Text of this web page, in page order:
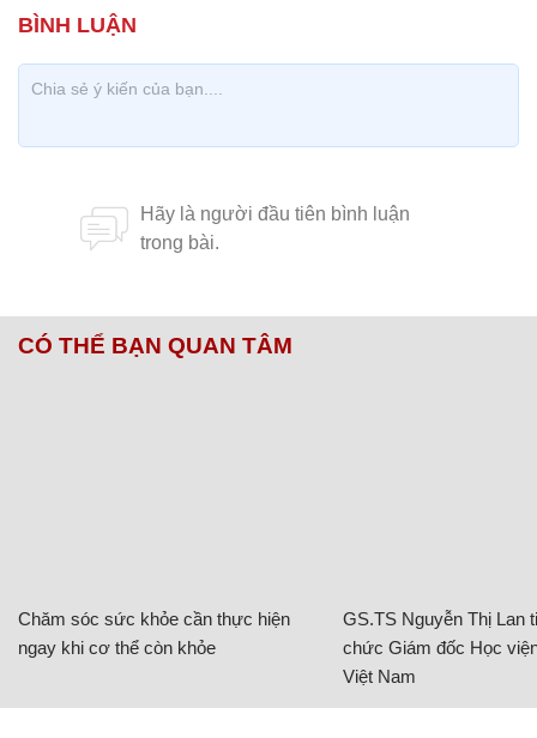
CÓ THỂ BẠN QUAN TÂM
Chăm sóc sức khỏe cần thực hiện
ngay khi cơ thể còn khỏe
GS.TS Nguyễn Thị Lan
chức Giám đốc Học
Việt Nam